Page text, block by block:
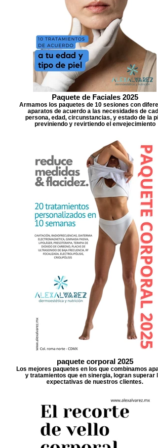
Paquete de Faciales 2025
Armamos los paquetes de 10 sesiones con
aparatos de acuerdo a las necesidades de
persona, edad, circunstancias, y estado de la
previniendo y revirtiendo el envejecimiento
paquete corporal 2025
Los mejores paquetes en los que combinamos
y tratamientos que en sinergia, logran superar
expectativas de nuestros clientes.